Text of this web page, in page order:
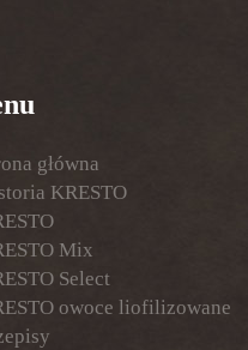
główna
KRESTO
Mix
Select
owoce liofilizowane